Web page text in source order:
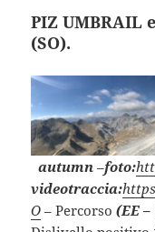
PIZ UMBRAIL
(SO).
autumn–foto:
videotraccia:
O – Percorso(EE